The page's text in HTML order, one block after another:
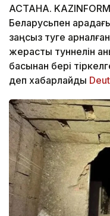
АСТАНА.
Беларусьпен
заңсыз өтуге
жерасты туннелін
басынан бері
деп хабарлайды